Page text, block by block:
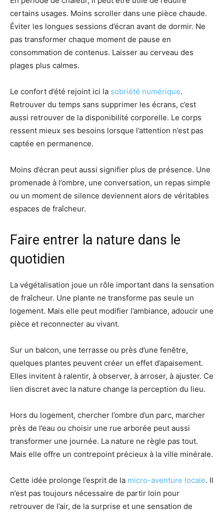
certains usages. Moins scroller dans une pièce chaude.
Éviter les longues sessions d’écran avant de dormir. Ne
pas transformer chaque moment de pause en
consommation de contenus. Laisser au cerveau des
plages plus calmes.
Le confort d’été rejoint ici la sobriété numérique.
Retrouver du temps sans supprimer les écrans, c’est
aussi retrouver de la disponibilité corporelle. Le corps
ressent mieux ses besoins lorsque l’attention n’est pas
captée en permanence.
Moins d’écran peut aussi signifier plus de présence. Une
promenade à l’ombre, une conversation, un repas simple
ou un moment de silence deviennent alors de véritables
espaces de fraîcheur.
Faire entrer la nature dans le
quotidien
La végétalisation joue un rôle important dans la sensation
de fraîcheur. Une plante ne transforme pas seule un
logement. Mais elle peut modifier l’ambiance, adoucir une
pièce et reconnecter au vivant.
Sur un balcon, une terrasse ou près d’une fenêtre,
quelques plantes peuvent créer un effet d’apaisement.
Elles invitent à ralentir, à observer, à arroser, à ajuster. Ce
lien discret avec la nature change la perception du lieu.
Hors du logement, chercher l’ombre d’un parc, marcher
près de l’eau ou choisir une rue arborée peut aussi
transformer une journée. La nature ne règle pas tout.
Mais elle offre un contrepoint précieux à la ville minérale.
Cette idée prolonge l’esprit de la micro-aventure locale. Il
n’est pas toujours nécessaire de partir loin pour
retrouver de l’air, de la surprise et une sensation de